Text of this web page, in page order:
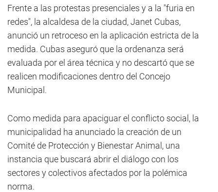
Frente a las protestas presenciales y a la "furia en
redes", la alcaldesa de la ciudad, Janet Cubas,
anunció un retroceso en la aplicación estricta de la
medida. Cubas aseguró que la ordenanza será
evaluada por el área técnica y no descartó que se
realicen modificaciones dentro del Concejo
Municipal.
Como medida para apaciguar el conflicto social, la
municipalidad ha anunciado la creación de un
Comité de Protección y Bienestar Animal, una
instancia que buscará abrir el diálogo con los
sectores y colectivos afectados por la polémica
norma.